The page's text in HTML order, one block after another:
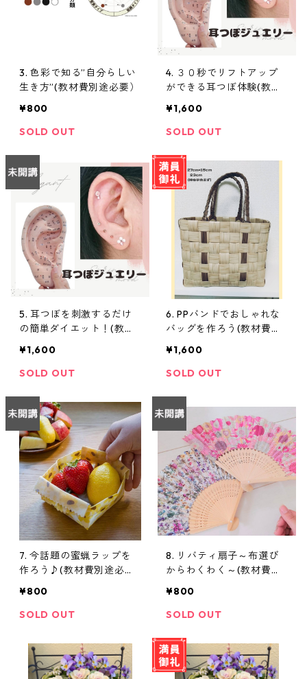
3. 色彩で知る”自分らしい
生き方”(教材費別途必要）
¥800
SOLD OUT
4. ３０秒でリフトアップ
ができる耳つぼ体験(教材
¥1,600
SOLD OUT
5. 耳つぼを刺激するだけ
の簡単ダイエット！(教材
¥1,600
SOLD OUT
6. PPバンドでおしゃれな
バッグを作ろう(教材費別
¥1,600
SOLD OUT
7. 今話題の蜜蝋ラップを
作ろう♪(教材費別途必
¥800
SOLD OUT
8. リバティ扇子～布選び
からわくわく～(教材費別
¥800
SOLD OUT